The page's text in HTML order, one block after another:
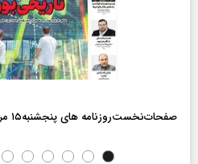
صفحات‌نخست‌روزنامه ها‌ی پنجشنبه‌۱۵ مردادماه